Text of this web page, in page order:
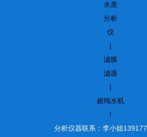
水质
分析
仪
|
滤膜
滤器
|
超纯水机
！
分析仪器联系：李小姐